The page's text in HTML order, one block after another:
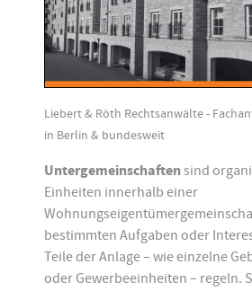
Liebert & Röth Rechtsanwälte -
in Berlin & bundesweit
Untergemeinschaftensind
Einheiten innerhalb einer
bestimmten Aufgaben oder
Teile der Anlage – wie einzelne
oder Gewerbeeinheiten – regeln.